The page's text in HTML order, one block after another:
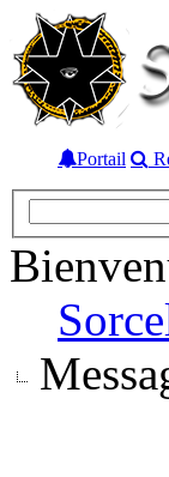
Portail